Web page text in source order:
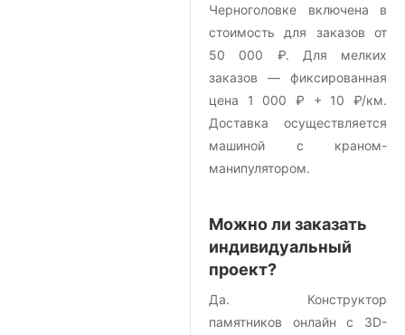
Черноголовке включена в
стоимость для заказов от
50 000 ₽. Для мелких
заказов — фиксированная
цена 1 000 ₽ + 10 ₽/км.
Доставка осуществляется
машиной с краном-
манипулятором.
Можно ли заказать
индивидуальный
проект?
Да. Конструктор
памятников онлайн с 3D-